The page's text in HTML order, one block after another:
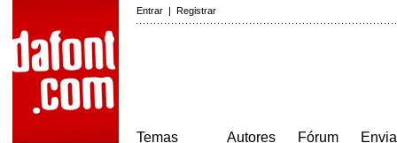
Entrar | Registrar
Temas
Autores
Fórum